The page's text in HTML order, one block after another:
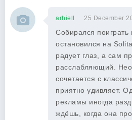
arhiell 25 December
Собирался поиграть
остановился на
радует глаз, а сам
расслабляющий.
сочетается с
приятно удивляет.
рекламы иногда
ждёшь, когда она